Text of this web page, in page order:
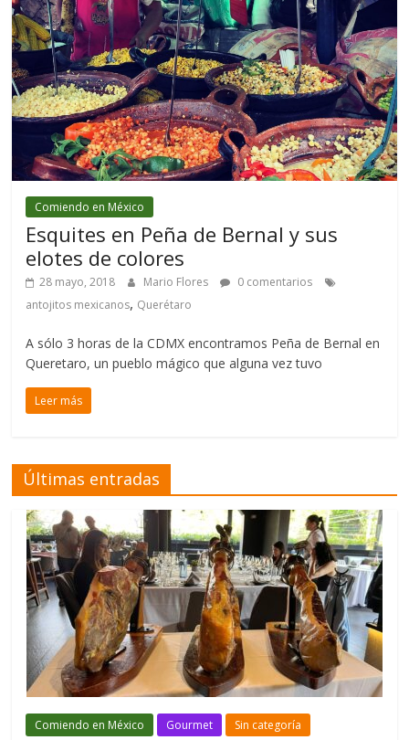
Comiendo en México
Esquites en Peña de Bernal y sus
elotes de colores
28 mayo, 2018 Mario Flores
0 comentarios
antojitos mexicanos, Querétaro
A sólo 3 horas de la CDMX encontramos Peña de Bernal en
Queretaro, un pueblo mágico que alguna vez tuvo
Leer más
Últimas entradas
Comiendo en México Gourmet Sin categoría